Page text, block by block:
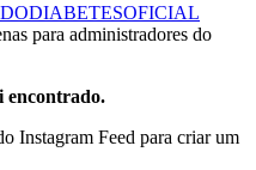
para administradores do
encontrado.
Instagram Feed para criar um